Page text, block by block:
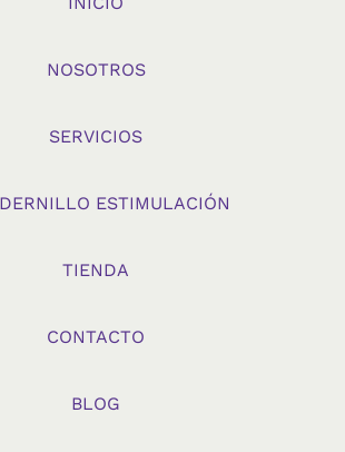
NOSOTROS
SERVICIOS
ESTIMULACIÓN
TIENDA
CONTACTO
BLOG